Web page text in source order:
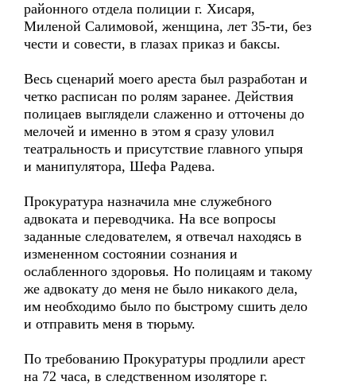
районного отдела полиции г. Хисаря,
Миленой Салимовой, женщина, лет 35-ти, без
чести и совести, в глазах приказ и баксы.
Весь сценарий моего ареста был разработан и
четко расписан по ролям заранее. Действия
полицаев выглядели слаженно и отточены до
мелочей и именно в этом я сразу уловил
театральность и присутствие главного упыря
и манипулятора, Шефа Радева.
Прокуратура назначила мне служебного
адвоката и переводчика. На все вопросы
заданные следователем, я отвечал находясь в
измененном состоянии сознания и
ослабленного здоровья. Но полицаям и такому
же адвокату до меня не было никакого дела,
им необходимо было по быстрому сшить дело
и отправить меня в тюрьму.
По требованию Прокуратуры продлили арест
на 72 часа, в следственном изоляторе г.